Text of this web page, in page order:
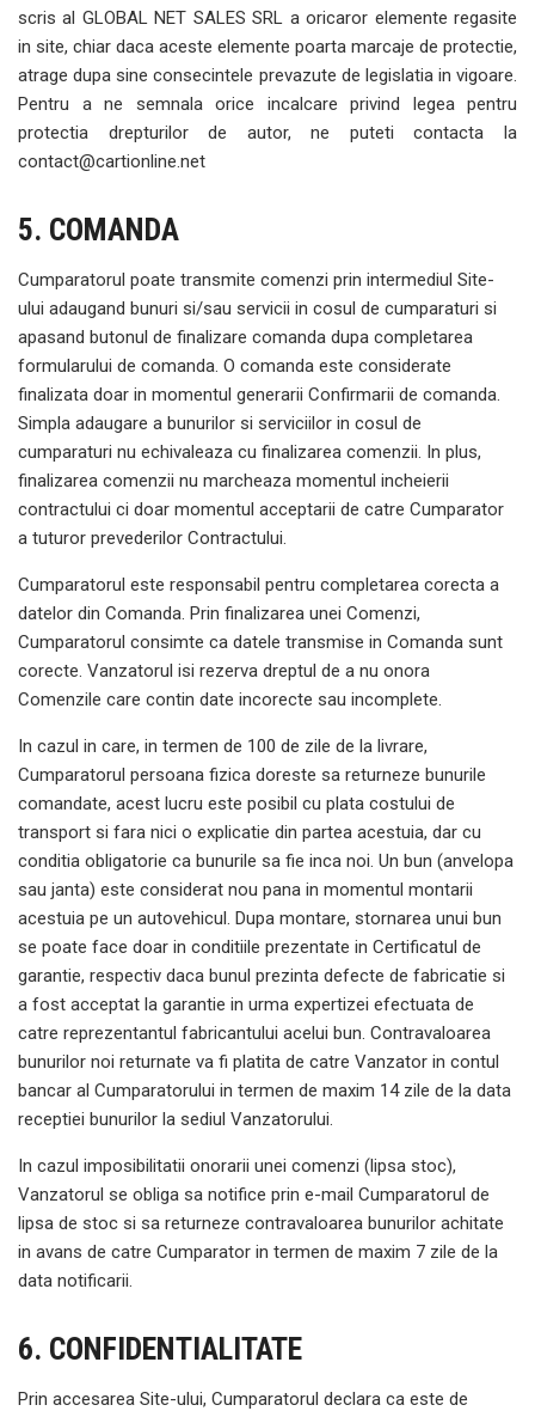
scris al GLOBAL NET SALES SRL a oricaror elemente regasite
in site, chiar daca aceste elemente poarta marcaje de protectie,
atrage dupa sine consecintele prevazute de legislatia in vigoare.
Pentru a ne semnala orice incalcare privind legea pentru
protectia drepturilor de autor, ne puteti contacta la
contact@cartionline.net
5. COMANDA
Cumparatorul poate transmite comenzi prin intermediul Site-
ului adaugand bunuri si/sau servicii in cosul de cumparaturi si
apasand butonul de finalizare comanda dupa completarea
formularului de comanda. O comanda este considerate
finalizata doar in momentul generarii Confirmarii de comanda.
Simpla adaugare a bunurilor si serviciilor in cosul de
cumparaturi nu echivaleaza cu finalizarea comenzii. In plus,
finalizarea comenzii nu marcheaza momentul incheierii
contractului ci doar momentul acceptarii de catre Cumparator
a tuturor prevederilor Contractului.
Cumparatorul este responsabil pentru completarea corecta a
datelor din Comanda. Prin finalizarea unei Comenzi,
Cumparatorul consimte ca datele transmise in Comanda sunt
corecte. Vanzatorul isi rezerva dreptul de a nu onora
Comenzile care contin date incorecte sau incomplete.
In cazul in care, in termen de 100 de zile de la livrare,
Cumparatorul persoana fizica doreste sa returneze bunurile
comandate, acest lucru este posibil cu plata costului de
transport si fara nici o explicatie din partea acestuia, dar cu
conditia obligatorie ca bunurile sa fie inca noi. Un bun (anvelopa
sau janta) este considerat nou pana in momentul montarii
acestuia pe un autovehicul. Dupa montare, stornarea unui bun
se poate face doar in conditiile prezentate in Certificatul de
garantie, respectiv daca bunul prezinta defecte de fabricatie si
a fost acceptat la garantie in urma expertizei efectuata de
catre reprezentantul fabricantului acelui bun. Contravaloarea
bunurilor noi returnate va fi platita de catre Vanzator in contul
bancar al Cumparatorului in termen de maxim 14 zile de la data
receptiei bunurilor la sediul Vanzatorului.
In cazul imposibilitatii onorarii unei comenzi (lipsa stoc),
Vanzatorul se obliga sa notifice prin e-mail Cumparatorul de
lipsa de stoc si sa returneze contravaloarea bunurilor achitate
in avans de catre Cumparator in termen de maxim 7 zile de la
data notificarii.
6. CONFIDENTIALITATE
Prin accesarea Site-ului, Cumparatorul declara ca este de